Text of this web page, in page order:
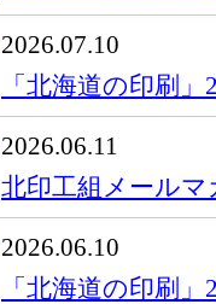
2026.07.10
「北海道の印刷
2026.06.11
北印工組メール
2026.06.10
「北海道の印刷